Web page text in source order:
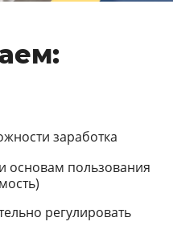
заработка
основам пользования
регулировать